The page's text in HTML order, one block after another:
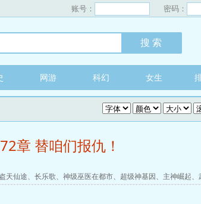
账号： 密码：
网游 科幻 女生
章 替咱们报仇！
天仙途、 长乐歌、 神级巫医在都市、 超级神基因、 主神崛起、